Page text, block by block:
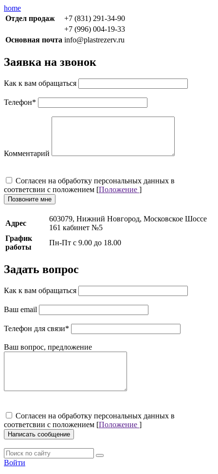
home
Отдел продаж
+7 (831) 291-34-90
+7 (996) 004-19-33
Основная почта info@plastrezerv.ru
Заявка на звонок
Как к вам обращаться
Телефон*
Комментарий
Cогласен на обработку персональных данных в
соответсвии с положением [Положение ]
Позвоните мне
Адрес
603079, Нижний Новгород, Московское Шоссе
161 кабинет №5
График
работы
Пн-Пт с 9.00 до 18.00
Задать вопрос
Как к вам обращаться
Ваш email
Телефон для связи*
Ваш вопрос, предложение
Cогласен на обработку персональных данных в
соответсвии с положением [Положение ]
Написать сообщение
Войти